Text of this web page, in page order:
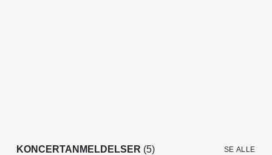
KONCERTANMELDELSER (5) SE ALLE